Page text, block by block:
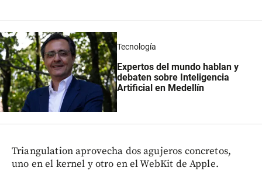
Tecnología
Expertos del mundo hablan y
debaten sobre Inteligencia
Artificial en Medellín
Triangulation aprovecha dos agujeros concretos,
uno en el kernel y otro en el WebKit de Apple.